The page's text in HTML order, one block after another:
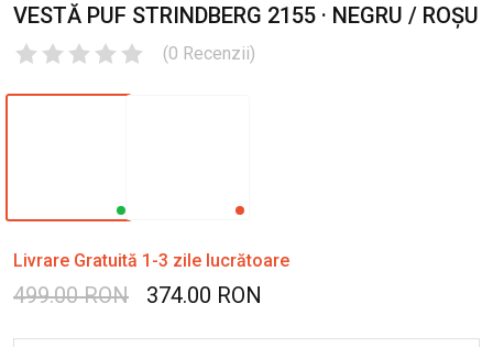
VESTĂ PUF STRINDBERG 2155 · NEGRU / ROȘU
(0 Recenzii)
Livrare Gratuită 1-3 zile lucrătoare
499.00 RON 374.00 RON